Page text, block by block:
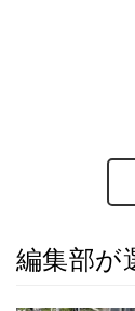
編集部が